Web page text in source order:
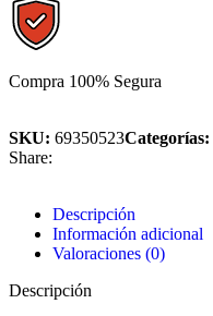
Compra 100% Segura
SKU: 69350523Categorías:
Share:
Descripción
Información adicional
Valoraciones (0)
Descripción